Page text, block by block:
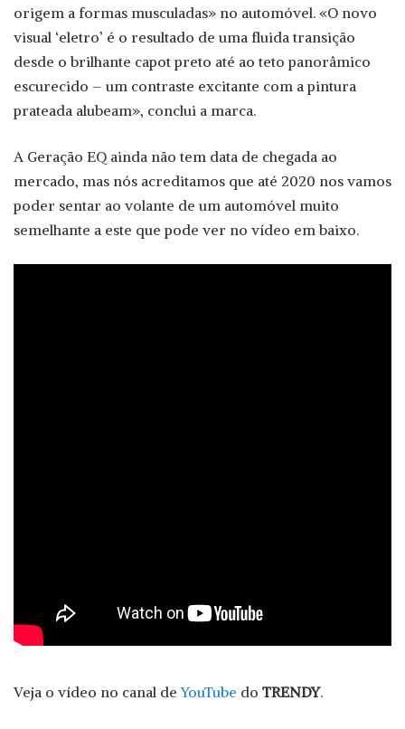
origem a formas musculadas» no automóvel. «O novo
visual ‘eletro’ é o resultado de uma fluida transição
desde o brilhante capot preto até ao teto panorâmico
escurecido – um contraste excitante com a pintura
prateada alubeam», conclui a marca.
A Geração EQ ainda não tem data de chegada ao
mercado, mas nós acreditamos que até 2020 nos vamos
poder sentar ao volante de um automóvel muito
semelhante a este que pode ver no vídeo em baixo.
Veja o vídeo no canal deYouTube do TRENDY.